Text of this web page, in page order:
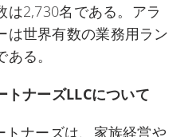
は2,730名である。アラ
は世界有数の業務用ラン
る。
トナーズLLCについて
トナーズは、家族経営や